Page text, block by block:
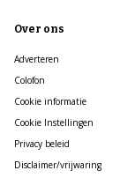
Over ons
Adverteren
Colofon
Cookie informatie
Cookie Instellingen
Privacy beleid
Disclaimer/vrijwaring